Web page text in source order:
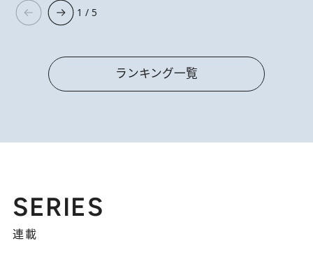
1 / 5
ランキング一覧
SERIES
連載